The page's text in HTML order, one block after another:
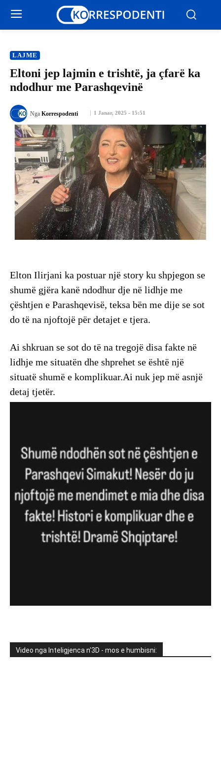
LAJME
Eltoni jep lajmin e trishtë, ja çfarë ka
ndodhur me Parashqevinë
1 Janar, 2025 - 15:51
Nga Korrespodenti
Elton Ilirjani ka postuar një story ku shpjegon se
shumë gjëra kanë ndodhur dje në lidhje me
çështjen e Parashqevisë, teksa bën me dije se sot
do të na njoftojë për detajet e tjera.
Ai shkruan se sot do të na tregojë disa fakte në
lidhje me situatën dhe shprehet se është një
situatë shumë e komplikuar.Ai nuk jep më asnjë
detaj tjetër.
Video nga Inteligjenca n'3D - mos e humbisni: